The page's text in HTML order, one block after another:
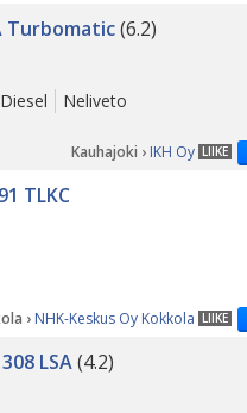
Turbomatic(6.2)
Diesel Neliveto
LIIKE
Kauhajoki › IKH Oy
TLKC
LIIKE
› NHK-Keskus Oy Kokkola
LSA(4.2)